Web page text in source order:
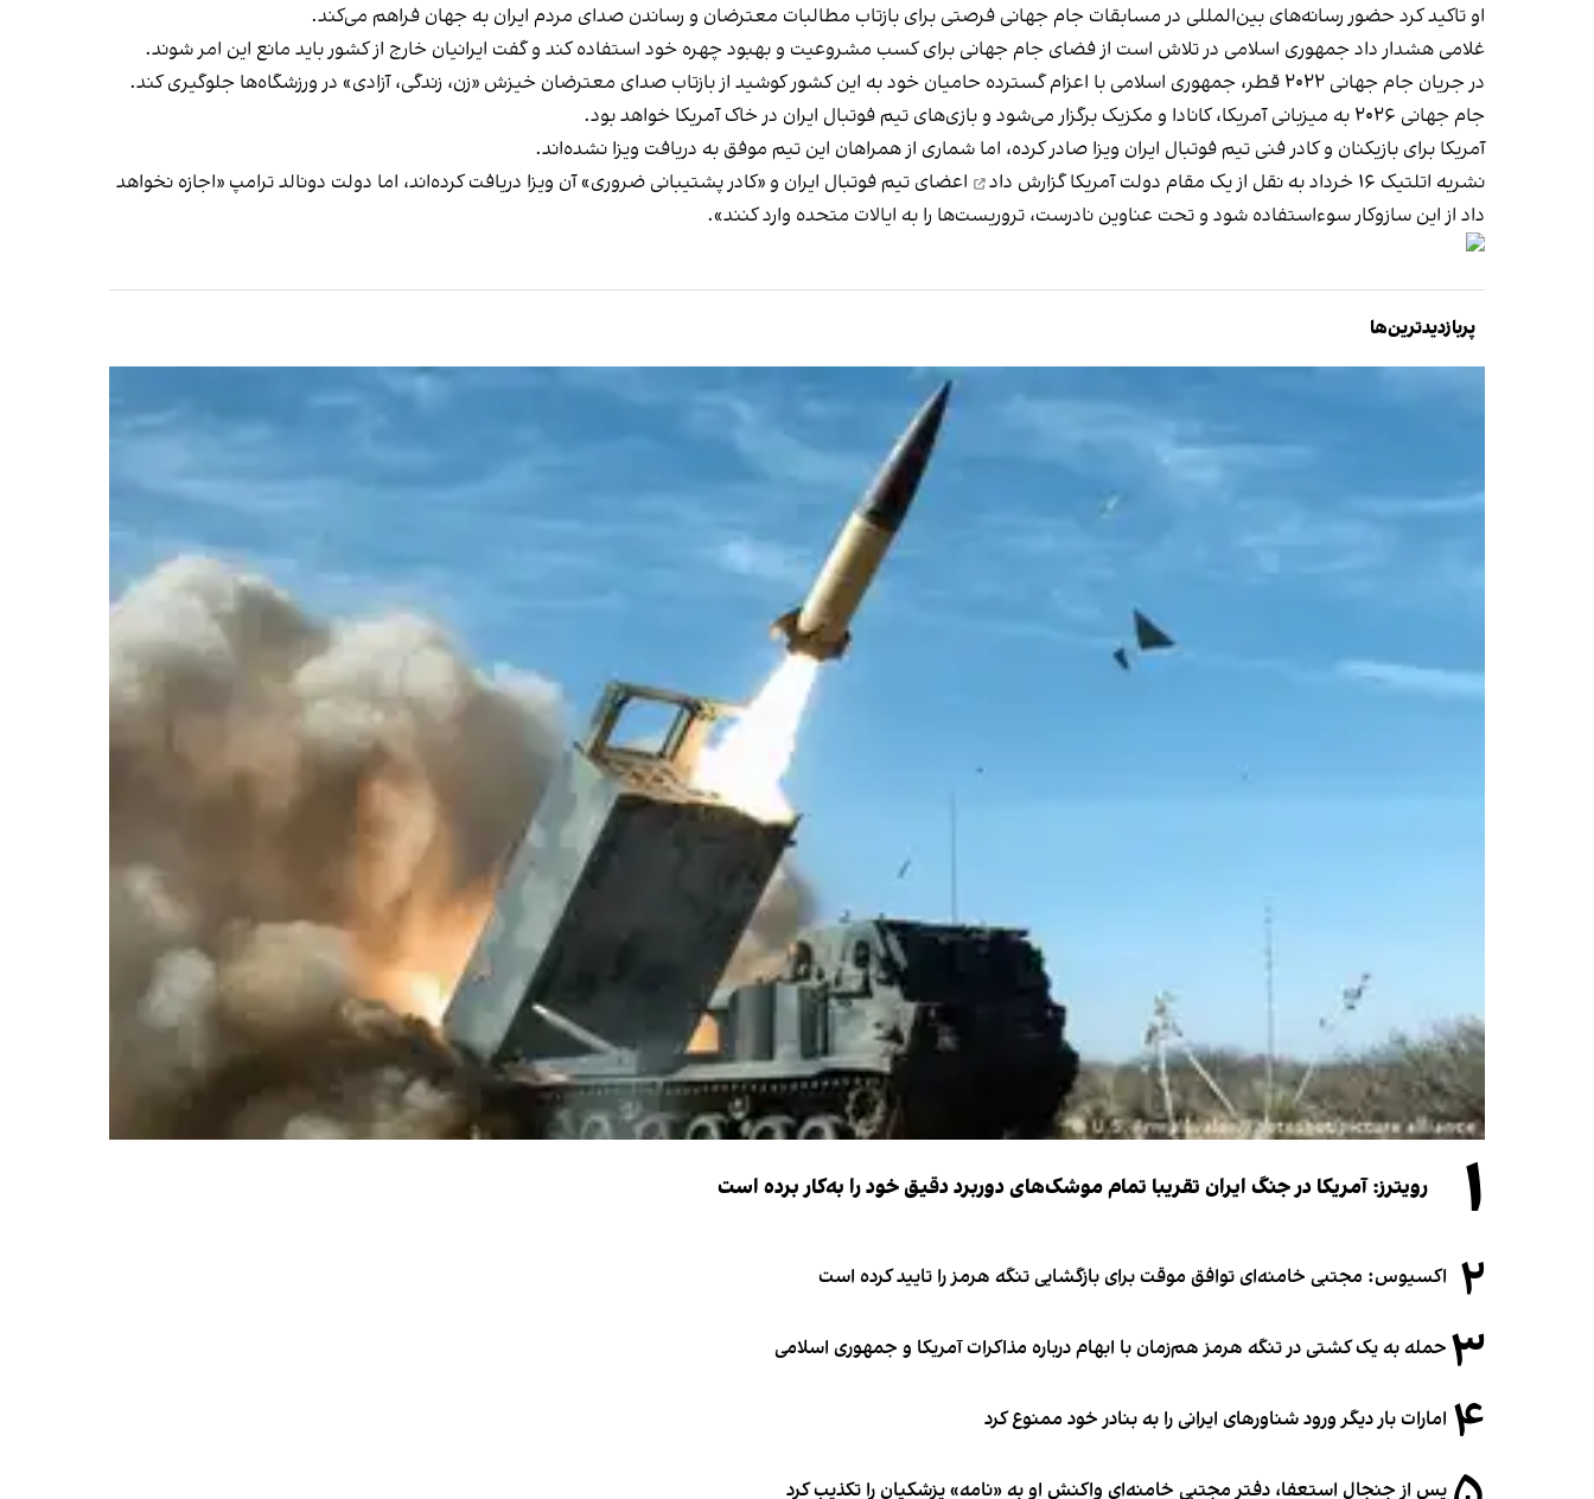
او تاکید کرد حضور رسانه‌های بین‌المللی در مسابقات جام جهانی فرصتی برای بازتاب مطالبات معترضان و رساندن صدای مردم ایران به جهان فراهم می‌کند.
غلامی هشدار داد جمهوری اسلامی در تلاش است از فضای جام جهانی برای کسب مشروعیت و بهبود چهره خود استفاده کند و گفت ایرانیان خارج از کشور باید مانع این امر شوند.
در جریان جام جهانی ۲۰۲۲ قطر، جمهوری اسلامی با اعزام گسترده حامیان خود به این کشور کوشید از بازتاب صدای معترضان خیزش «زن، زندگی، آزادی» در ورزشگاه‌ها جلوگیری کند.
جام جهانی ۲۰۲۶ به میزبانی آمریکا، کانادا و مکزیک برگزار می‌شود و بازی‌های تیم فوتبال ایران در خاک آمریکا خواهد بود.
آمریکا برای بازیکنان و کادر فنی تیم فوتبال ایران ویزا صادر کرده، اما شماری از همراهان این تیم موفق به دریافت ویزا نشده‌اند.
نشریه اتلتیک ۱۶ خرداد به نقل از یک مقام دولت آمریکا
گزارش داد
اعضای تیم فوتبال ایران و «کادر پشتیبانی ضروری» آن ویزا دریافت کرده‌اند، اما دولت دونالد ترامپ «اجازه نخواهد
داد از این سازوکار سوءاستفاده شود و تحت عناوین نادرست، تروریست‌ها را به ایالات متحده وارد کنند».
پربازدیدترین‌ها
۱ رویترز: آمریکا در جنگ ایران تقریبا تمام موشک‌های دوربرد دقیق خود را به‌کار برده است
۲ اکسیوس: مجتبی خامنه‌ای توافق موقت برای بازگشایی تنگه هرمز را تایید کرده است
۳ حمله به یک کشتی در تنگه هرمز هم‌زمان با ابهام درباره مذاکرات آمریکا و جمهوری اسلامی
۴ امارات بار دیگر ورود شناورهای ایرانی را به بنادر خود ممنوع کرد
پس از جنجال استعفا، دفتر مجتبی خامنه‌ای واکنش او به «نامه» پزشکیان را تکذیب کرد